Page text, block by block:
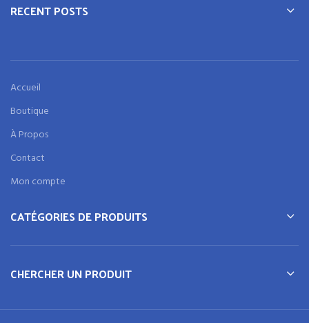
RECENT POSTS
Accueil
Boutique
À Propos
Contact
Mon compte
CATÉGORIES DE PRODUITS
CHERCHER UN PRODUIT